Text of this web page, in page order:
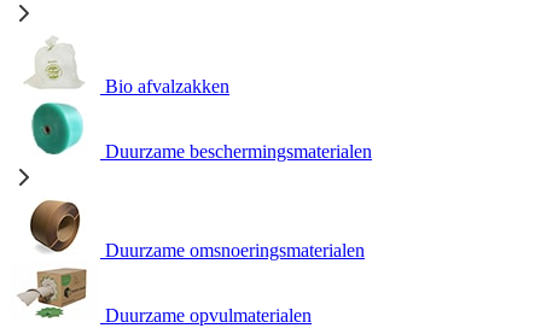
Bio afvalzakken
Duurzame beschermingsmaterialen
Duurzame omsnoeringsmaterialen
Duurzame opvulmaterialen